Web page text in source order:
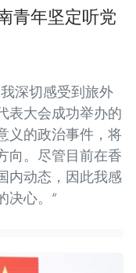
青年坚定听党
深切感受到旅外
表大会成功举办的
义的政治事件，将
向。尽管目前在香
内动态，因此我感
决心。“